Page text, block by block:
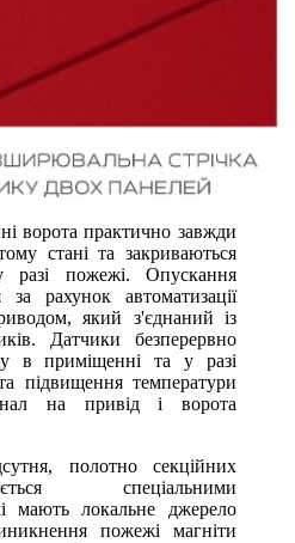
ворота практично завжди
стані та закриваються
разі пожежі. Опускання
за рахунок автоматизації
який з'єднаний із
Датчики безперервно
в приміщенні та у разі
підвищення температури
на привід і ворота
полотно секційних
спеціальними
мають локальне джерело
пожежі магніти